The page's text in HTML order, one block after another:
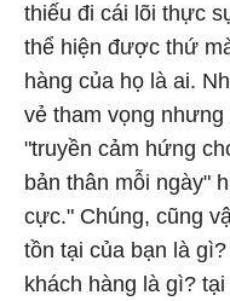
thiếu đi cái lõi thực
thể hiện được thứ
hàng của họ là ai.
vẻ tham vọng
"truyền cảm hứng
bản thân mỗi ngày"
cực." Chúng, cũng
tồn tại của bạn là
khách hàng là gì?